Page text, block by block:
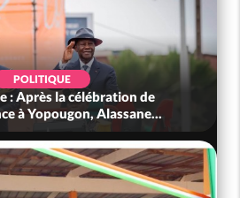
POLITIQUE
: Après la célébration de
à Yopougon, Alassane...